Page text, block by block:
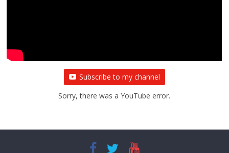
Subscribe to my channel
Sorry, there was a YouTube error.